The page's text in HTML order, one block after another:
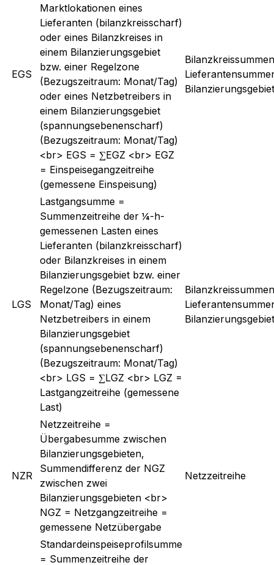
EGS
Marktlokationen eines
Lieferanten (bilanzkreisscharf)
oder eines Bilanzkreises in
einem Bilanzierungsgebiet
bzw. einer Regelzone
(Bezugszeitraum: Monat/Tag)
oder eines Netzbetreibers in
einem Bilanzierungsgebiet
(spannungsebenenscharf)
(Bezugszeitraum: Monat/Tag)
<br> EGS = ∑EGZ <br> EGZ
= Einspeisegangzeitreihe
(gemessene Einspeisung)
LGS
Lastgangsumme =
Summenzeitreihe der ¼-h-
gemessenen Lasten eines
Lieferanten (bilanzkreisscharf)
oder Bilanzkreises in einem
Bilanzierungsgebiet bzw. einer
Regelzone (Bezugszeitraum:
Monat/Tag) eines
Netzbetreibers in einem
Bilanzierungsgebiet
(spannungsebenenscharf)
(Bezugszeitraum: Monat/Tag)
<br> LGS = ∑LGZ <br> LGZ =
Lastgangzeitreihe (gemessene
Last)
NZR
Netzzeitreihe =
Übergabesumme zwischen
Bilanzierungsgebieten,
Summendifferenz der NGZ
zwischen zwei
Bilanzierungsgebieten <br>
NGZ = Netzgangzeitreihe =
gemessene Netzübergabe
Netzzeitreihe
Standardeinspeiseprofilsumme
= Summenzeitreihe der